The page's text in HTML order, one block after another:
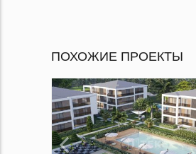
ПОХОЖИЕ ПРОЕКТЫ